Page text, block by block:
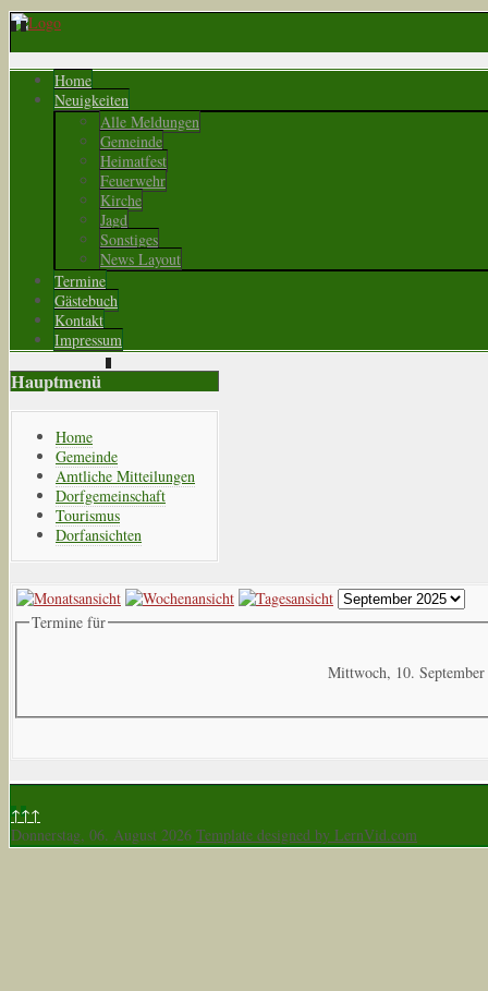
Home
Neuigkeiten
Alle Meldungen
Gemeinde
Heimatfest
Feuerwehr
Kirche
Jagd
Sonstiges
News Layout
Termine
Gästebuch
Kontakt
Impressum
Hauptmenü
Home
Gemeinde
Amtliche Mitteilungen
Dorfgemeinschaft
Tourismus
Dorfansichten
Termine für
Mittwoch, 10.
↑↑↑
Donnerstag, 06. August 2026 Template designed by LernVid.com